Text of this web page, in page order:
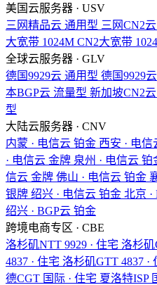
美国云服务器 · USV
三网精品云 通用型 三网CN2云
大宽带 1024M CN2大宽带
全球云服务器 · GLV
德国9929云 通用型 德国9929云
本BGP云 流量型 新加坡CN2云
型
大陆云服务器 · CNV
内蒙 · 电信云 铂金 西安 · 电信
· 电信云 金牌 泉州 · 电信云 铂
信云 金牌 佛山 · 电信云 铂金
银牌 绍兴 · 电信云 铂金 北京 ·
绍兴 · BGP云 铂金
跨境电商专区 · CBE
洛杉矶NTT 9929 · 住宅 洛杉矶
4837 · 住宅 洛杉矶GTT 4837 ·
德CGT 国际 · 住宅 夏洛特ISP